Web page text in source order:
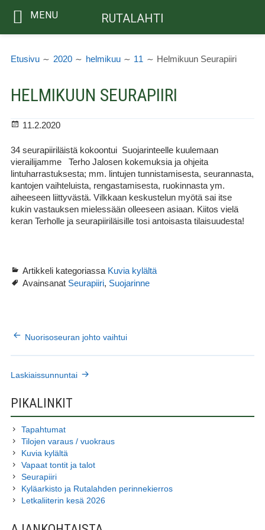
sisältöön
Etusivu 2020 helmikuu 11 Helmikuun Seurapiiri
HELMIKUUN SEURAPIIRI
Julkaistu
11.2.2020
34 seurapiiriläistä kokoontui Suojarinteelle kuulemaan
vierailijamme Terho Jalosen kokemuksia ja ohjeita
lintuharrastuksesta; mm. lintujen tunnistamisesta, seurannasta,
kantojen vaihteluista, rengastamisesta, ruokinnasta ym.
aiheeseen liittyvästä. Vilkkaan keskustelun myötä sai itse
kukin vastauksen mielessään olleeseen asiaan. Kiitos vielä
keran Terholle ja seurapiiriläisille tosi antoisasta tilaisuudesta!
Artikkeli kategoriassa Kuvia kylältä
Avainsanat Seurapiiri, Suojarinne
Nuorisoseuran johto vaihtui
Laskiaissunnuntai
SIVUPALKKI
PIKALINKIT
Tapahtumat
Tilojen varaus / vuokraus
Kuvia kylältä
Vapaat tontit ja talot
Seurapiiri
Kyläarkisto ja Rutalahden perinnekierros
Letkaliiterin kesä 2026
MENU RUTALAHTI